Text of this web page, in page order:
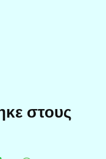
στους